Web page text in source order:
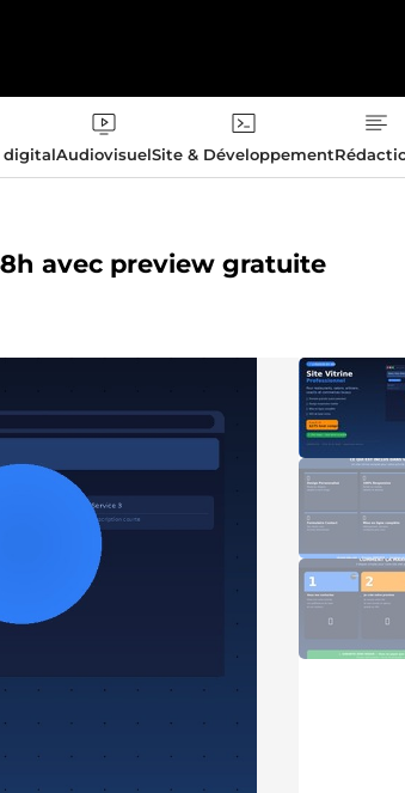
digitalAudiovisuelSite & Développement
avec preview gratuite